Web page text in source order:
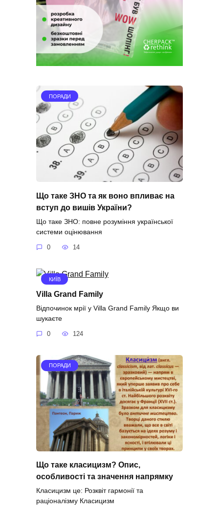
ПОРАДИ
Що таке ЗНО та як воно впливає на
вступ до вишів України?
Що таке ЗНО: повне розуміння української
системи оцінювання
0 14
КИЇВ
Villa Grand Family
Відпочинок мрії у Villa Grand Family Якщо ви
шукаєте
0 124
ПОРАДИ
Що таке класицизм? Опис,
особливості та значення напрямку
Класицизм це: Розквіт гармонії та
раціоналізму Класицизм